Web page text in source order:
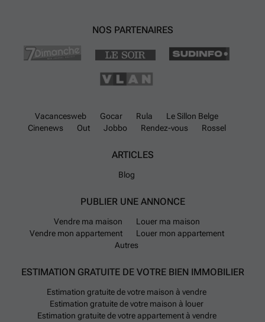
NOS PARTENAIRES
Vacancesweb Gocar Rula
Le Sillon Belge
Cinenews
Out Jobbo Rendez-vous Rossel
ARTICLES
Blog
PUBLIER UNE ANNONCE
Vendre ma maison
Louer ma maison
Vendre mon appartement
Louer mon appartement
Autres
ESTIMATION GRATUITE DE VOTRE BIEN IMMOBILIER
Estimation gratuite de votre maison à vendre
Estimation gratuite de votre maison à louer
Estimation gratuite de votre appartement à vendre